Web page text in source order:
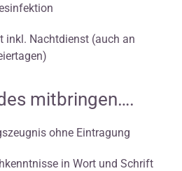
inkl. Nachtdienst (auch an
mitbringen….
ohne Eintragung
in Wort und Schrift